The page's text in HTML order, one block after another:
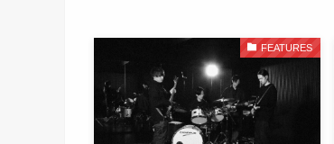
FEATURES